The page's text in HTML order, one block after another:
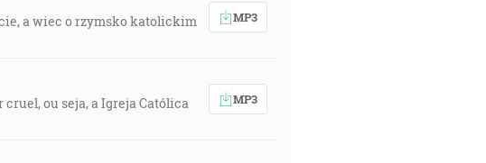
a wiec o rzymsko katolickim
MP3
cruel, ou seja, a Igreja Católica
MP3